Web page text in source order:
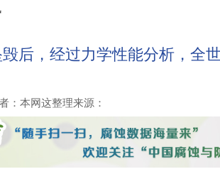
后，经过力学性能分析，全
： 本网这整理来源：